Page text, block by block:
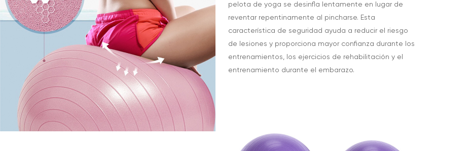
pelota de yoga se desinfla lentamente en lugar de
reventar repentinamente al pincharse. Esta
característica de seguridad ayuda a reducir el riesgo
de lesiones y proporciona mayor confianza durante los
entrenamientos, los ejercicios de rehabilitación y el
entrenamiento durante el embarazo.